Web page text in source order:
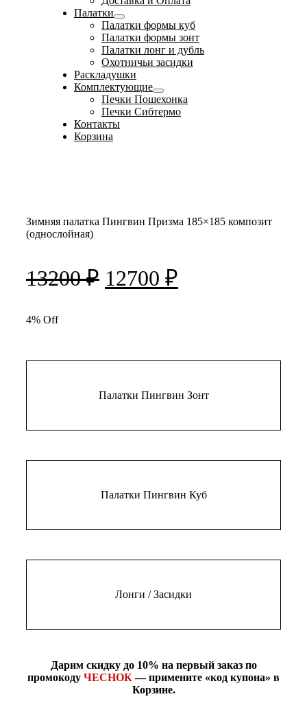
Палатки
Палатки формы куб
Палатки формы зонт
Палатки лонг и дубль
Охотничьи засидки
Раскладушки
Комплектующие
Печки Пошехонка
Печки Сибтермо
Контакты
Корзина
Зимняя палатка Пингвин Призма 185×185 композит
(однослойная)
13200₽ Первоначальная
12700 ₽Текущая
4% Off
Палатки Пингвин Зонт
Палатки Пингвин Куб
Лонги / Засидки
Дарим скидку до 10% на первый заказ по
промокоду ЧЕСНОК— примените «код купона» в
Корзине.